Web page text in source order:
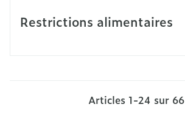
Restrictions alimentaires
Articles 1-24 sur 66